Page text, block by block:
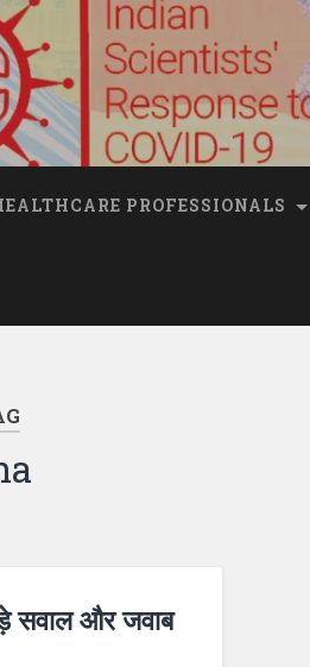
PROFESSIONALS
और जवाब